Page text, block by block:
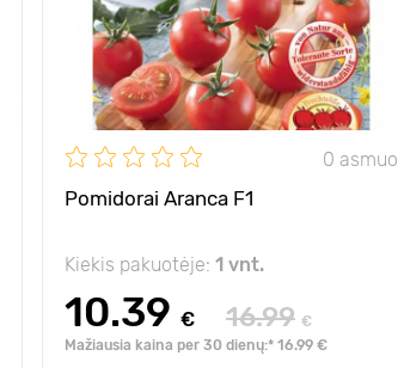
0 asmuo
Pomidorai Aranca F1
Kiekis pakuotėje: 1 vnt.
10.39 € 16.99 €
Mažiausia kaina per 30 dienų:* 16.99 €